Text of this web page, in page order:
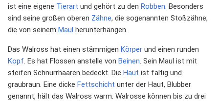
ist eine eigene Tierart und gehört zu den Robben. Besonders
sind seine großen oberen Zähne, die sogenannten Stoßzähne,
die von seinem Maul herunterhängen.
Das Walross hat einen stämmigen Körper und einen runden
Kopf. Es hat Flossen anstelle von Beinen. Sein Maul ist mit
steifen Schnurrhaaren bedeckt. Die Haut ist faltig und
graubraun. Eine dicke Fettschicht unter der Haut, Blubber
genannt, hält das Walross warm. Walrosse können bis zu drei